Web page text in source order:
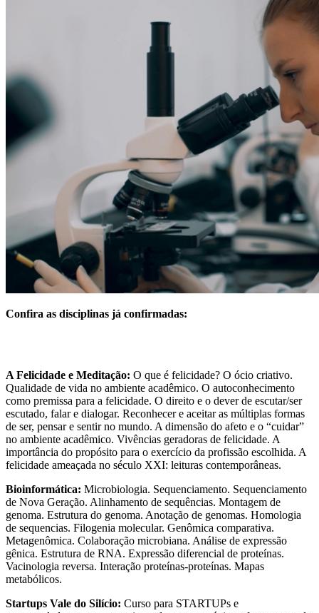
Confira as disciplinas já confirmadas:
A Felicidade e Meditação: O que é felicidade? O ócio criativo.
Qualidade de vida no ambiente acadêmico. O autoconhecimento
como premissa para a felicidade. O direito e o dever de escutar/ser
escutado, falar e dialogar. Reconhecer e aceitar as múltiplas formas
de ser, pensar e sentir no mundo. A dimensão do afeto e o “cuidar”
no ambiente acadêmico. Vivências geradoras de felicidade. A
importância do propósito para o exercício da profissão escolhida. A
felicidade ameaçada no século XXI: leituras contemporâneas.
Bioinformática: Microbiologia. Sequenciamento. Sequenciamento
de Nova Geração. Alinhamento de sequências. Montagem de
genoma. Estrutura do genoma. Anotação de genomas. Homologia
de sequencias. Filogenia molecular. Genômica comparativa.
Metagenômica. Colaboração microbiana. Análise de expressão
gênica. Estrutura de RNA. Expressão diferencial de proteínas.
Vacinologia reversa. Interação proteínas-proteínas. Mapas
metabólicos.
Startups Vale do Silício: Curso para STARTUPs e